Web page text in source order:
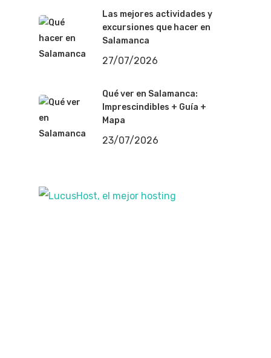
Las mejores actividades y
excursiones que hacer en
Salamanca
27/07/2026
Qué ver en Salamanca:
Imprescindibles + Guía +
Mapa
23/07/2026